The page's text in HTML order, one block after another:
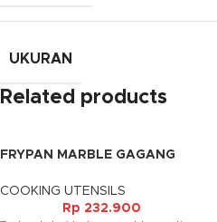
UKURAN
Related products
FRYPAN MARBLE GAGANG
COOKING UTENSILS
Rp 232.900